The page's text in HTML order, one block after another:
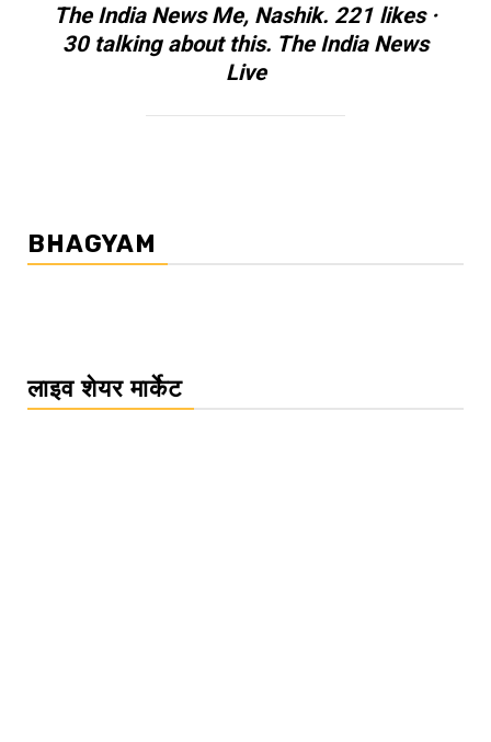
The India News Me, Nashik. 221 likes ·
30 talking about this. The India News
Live
BHAGYAM
लाइव शेयर मार्केट